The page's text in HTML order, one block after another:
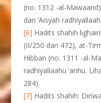
(no. 1312 -al-
dari ‘Aisyah
[6] Hadits shahih
(II/250 dan 472), at-
Hibban (no. 1311 -al-
radhiyallaahu ‘anhu.
284).
[7] Hadits shahih: